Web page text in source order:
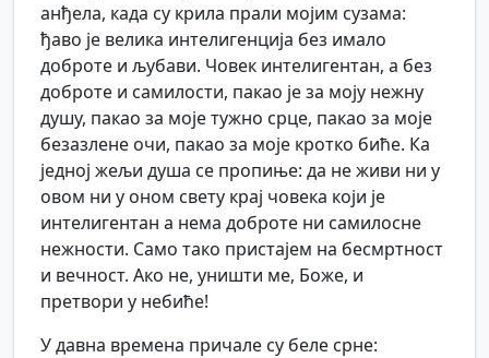
анђела, када су крила прали мојим сузама:
ђаво је велика интелигенција без имало
доброте и љубави. Човек интелигентан, а без
доброте и самилости, пакао је за моју нежну
душу, пакао за моје тужно срце, пакао за моје
безазлене очи, пакао за моје кротко биће. Ка
једној жељи душа се пропиње: да не живи ни у
овом ни у оном свету крај човека који је
интелигентан а нема доброте ни самилосне
нежности. Само тако пристајем на бесмртност
и вечност. Ако не, уништи ме, Боже, и
претвори у небиће!
У давна времена причале су беле срне: